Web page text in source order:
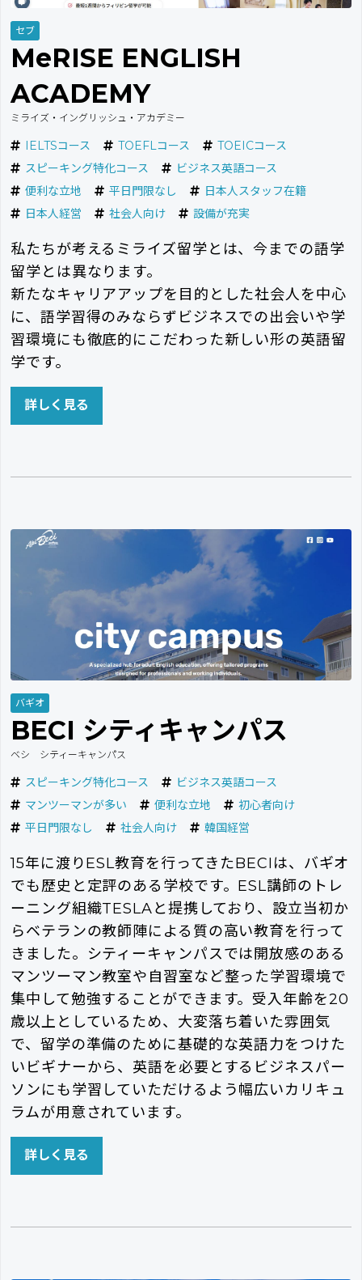
セブ
MeRISE ENGLISH
ACADEMY
ミライズ・イングリッシュ・アカデミー
IELTSコース TOEFLコース
TOEICコース
スピーキング特化コース
ビジネス英語コース
便利な立地
平日門限なし
日本人スタッフ在籍
日本人経営
社会人向け 設備が充実
私たちが考えるミライズ留学とは、今までの語学
留学とは異なります。
新たなキャリアアップを目的とした社会人を中心
に、語学習得のみならずビジネスでの出会いや学
習環境にも徹底的にこだわった新しい形の英語留
学です。
詳しく見る
バギオ
BECI シティキャンパス
ベシ シティーキャンパス
スピーキング特化コース
ビジネス英語コース
マンツーマンが多い
便利な立地
初心者向け
平日門限なし
社会人向け 韓国経営
15年に渡りESL教育を行ってきたBECIは、バギオ
でも歴史と定評のある学校です。ESL講師のトレ
ーニング組織TESLAと提携しており、設立当初か
らベテランの教師陣による質の高い教育を行って
きました。シティーキャンパスでは開放感のある
マンツーマン教室や自習室など整った学習環境で
集中して勉強することができます。受入年齢を20
歳以上としているため、大変落ち着いた雰囲気
で、留学の準備のために基礎的な英語力をつけた
いビギナーから、英語を必要とするビジネスパー
ソンにも学習していただけるよう幅広いカリキュ
ラムが用意されています。
詳しく見る